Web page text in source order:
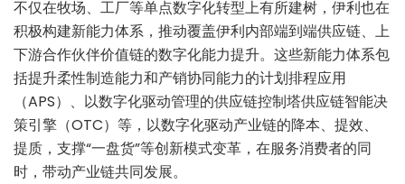
不仅在牧场、工厂等单点数字化转型上有所建树，伊利也在
积极构建新能力体系，推动覆盖伊利内部端到端供应链、上
下游合作伙伴价值链的数字化能力提升。这些新能力体系包
括提升柔性制造能力和产销协同能力的计划排程应用
（APS）、以数字化驱动管理的供应链控制塔供应链智能决
策引擎（OTC）等，以数字化驱动产业链的降本、提效、
提质，支撑“一盘货”等创新模式变革，在服务消费者的同
时，带动产业链共同发展。